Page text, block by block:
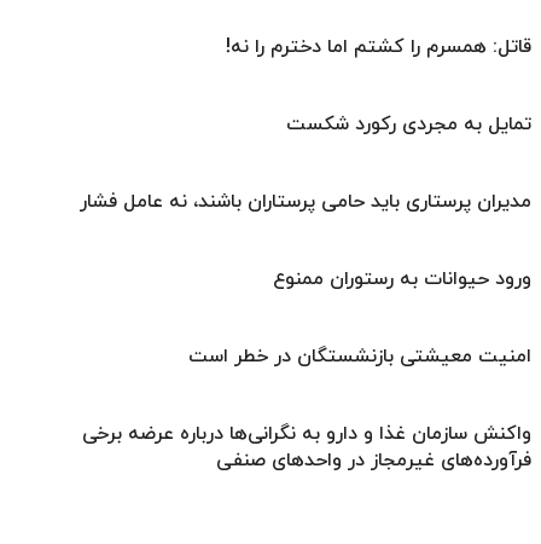
قاتل: همسرم را کشتم اما دخترم را نه!
تمایل به مجردی رکورد شکست
مدیران پرستاری باید حامی پرستاران باشند، نه عامل فشار
ورود حیوانات به رستوران ممنوع
امنیت معیشتی بازنشستگان در خطر است
واکنش سازمان غذا و دارو به نگرانی‌ها درباره عرضه برخی
فرآورده‌های غیرمجاز در واحدهای صنفی